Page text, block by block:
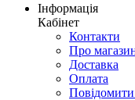
Інформація
Кабінет
Контакти
Про
Доставка
Оплата